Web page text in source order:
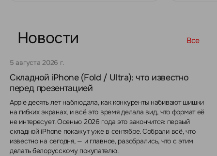
Новости Все
5 августа 2026 г.
Складной iPhone (Fold / Ultra): что известно
перед презентацией
Apple десять лет наблюдала, как конкуренты набивают шишки
на гибких экранах, и всё это время делала вид, что формат её
не интересует. Осенью 2026 года это закончится: первый
складной iPhone покажут уже в сентябре. Собрали всё, что
известно на сегодня, — и главное, разобрались, что с этим
делать белорусскому покупателю.